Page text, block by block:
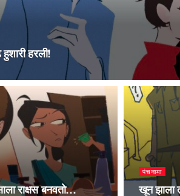
हुशारी हरली!
राक्षस बनवतो…
पंचनामा
खून झाला